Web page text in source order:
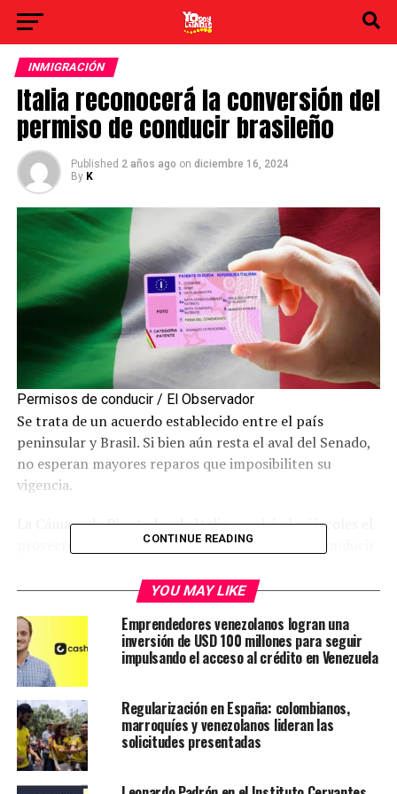
INMIGRACIÓN
Italia reconocerá la conversión del
permiso de conducir brasileño
Published 2 años ago on diciembre 16, 2024
By K
Permisos de conducir / El Observador
Se trata de un acuerdo establecido entre el país
peninsular y Brasil. Si bien aún resta el aval del Senado,
no esperan mayores reparos que imposibiliten su
vigencia.
La Cámara de Diputados de Italia aprobó el miércoles el
proyecto de conversión directa del permiso de conducir
El beneficio devenido del acuerdo firmado en julio por el
presidente de la República, Sergio Mattarella, durante
su visita al país latinoamericano, contemplará la
eliminación de exámenes teóricos y prácticos, siempre
que se cumplan los criterios establecidos en materia
general.
¿Cómo será la conversión del
CONTINUE READING
YOU MAY LIKE
Emprendedores venezolanos logran una
inversión de USD 100 millones para seguir
impulsando el acceso al crédito en Venezuela
Regularización en España: colombianos,
marroquíes y venezolanos lideran las
solicitudes presentadas